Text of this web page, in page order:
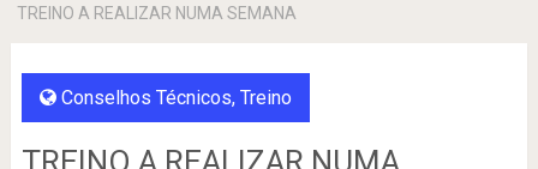
TREINO A REALIZAR NUMA SEMANA
Conselhos Técnicos, Treino
TREINO A REALIZAR NUMA